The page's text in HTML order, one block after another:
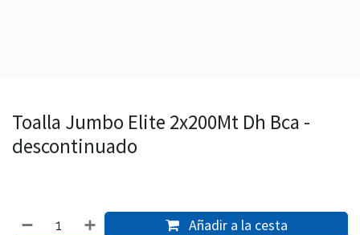
Toalla Jumbo Elite 2x200Mt Dh Bca -
descontinuado
Añadir a la cesta